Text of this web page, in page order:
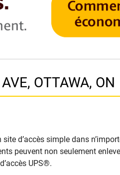
OTTAWA, ON
d’accès simple dans
peuvent non seulement
UPS®.